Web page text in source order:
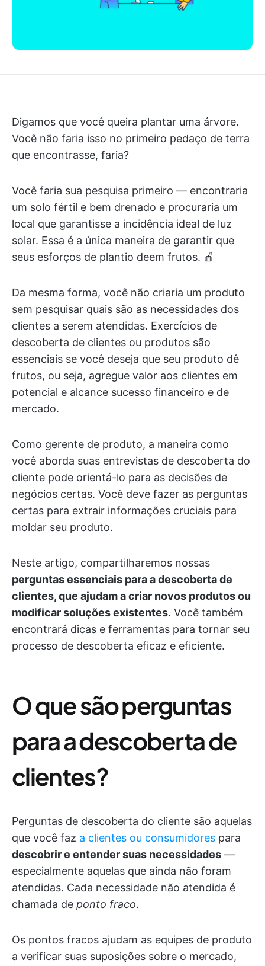
Digamos que você queira plantar uma árvore.
Você não faria isso no primeiro pedaço de terra
que encontrasse, faria?
Você faria sua pesquisa primeiro — encontraria
um solo fértil e bem drenado e procuraria um
local que garantisse a incidência ideal de luz
solar. Essa é a única maneira de garantir que
seus esforços de plantio deem frutos. 🍎
Da mesma forma, você não criaria um produto
sem pesquisar quais são as necessidades dos
clientes a serem atendidas. Exercícios de
descoberta de clientes ou produtos são
essenciais se você deseja que seu produto dê
frutos, ou seja, agregue valor aos clientes em
potencial e alcance sucesso financeiro e de
mercado.
Como gerente de produto, a maneira como
você aborda suas entrevistas de descoberta do
cliente pode orientá-lo para as decisões de
negócios certas. Você deve fazer as perguntas
certas para extrair informações cruciais para
moldar seu produto.
Neste artigo, compartilharemos nossas
perguntas essenciais para a descoberta de
clientes, que ajudam a criar novos produtos ou
modificar soluções existentes. Você também
encontrará dicas e ferramentas para tornar seu
processo de descoberta eficaz e eficiente.
O que são perguntas
para a descoberta de
clientes?
Perguntas de descoberta do cliente são aquelas
que você faz a clientes ou consumidores para
descobrir e entender suas necessidades —
especialmente aquelas que ainda não foram
atendidas. Cada necessidade não atendida é
chamada de ponto fraco.
Os pontos fracos ajudam as equipes de produto
a verificar suas suposições sobre o mercado,